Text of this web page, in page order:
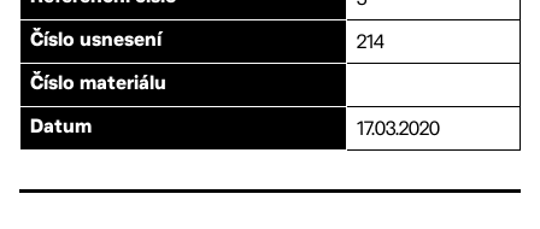
Číslo usnesení 214
Číslo materiálu
Datum 17.03.2020